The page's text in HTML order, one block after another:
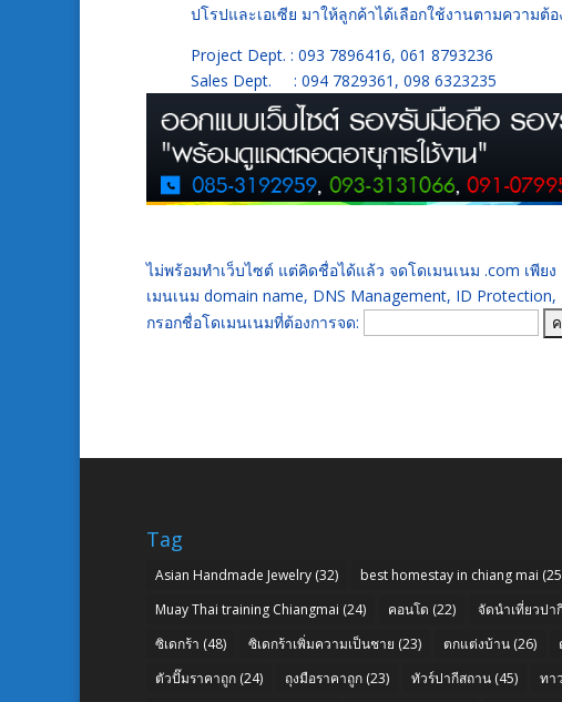
ปโรปและเอเซีย มาให้ลูกค้าได้เลือกใช้งานตามความต้
Project Dept. : 093 7896416, 061 8793236
Sales Dept. : 094 7829361, 098 6323235
ไม่พร้อมทำเว็บไซต์ แต่คิดชื่อได้แล้ว จดโดเมนเนม .com เพี
เมนเนม domain name, DNS Management, ID Protection,
กรอกชื่อโดเมนเนมที่ต้องการจด:
Tag
Asian Handmade Jewelry (32) best homestay in chiang mai
Muay Thai training Chiangmai (24) คอนโด (22) จัดนำเที่ยวปา
ซิเดกร้า (48) ซิเดกร้าเพิ่มความเป็นชาย (23) ตกแต่งบ้าน (26)
ตัวปั๊มราคาถูก (24) ถุงมือราคาถูก (23) ทัวร์ปากีสถาน (45) ทา